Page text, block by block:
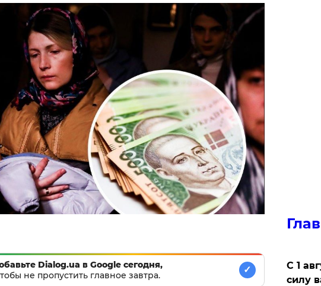
Dialog.ua в Google сегодня,
не пропустить главное завтра.
✓
С 1
силу